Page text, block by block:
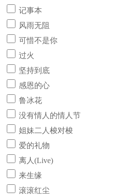
记事本
风雨无阻
可惜不是你
过火
坚持到底
感恩的心
鲁冰花
没有情人的情人节
姐妹二人梭对梭
爱的礼物
离人(Live)
来生缘
滚滚红尘